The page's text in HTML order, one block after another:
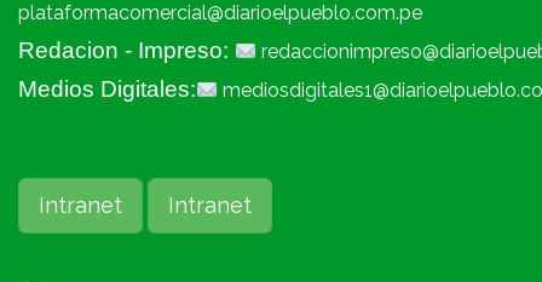
plataformacomercial@diarioelpueblo.com.pe
Redacion - Impreso:
Medios Digitales:
Intranet Intranet